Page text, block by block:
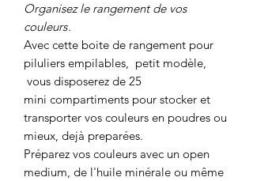
Organisez le rangement de vos
couleurs.
Avec cette boite de rangement pour
piluliers empilables, petit modèle,
vous disposerez de 25
mini compartiments pour stocker et
transporter vos couleurs en poudres ou
mieux, dejà preparées.
Préparez vos couleurs avec un open
medium, de l'huile minérale ou même